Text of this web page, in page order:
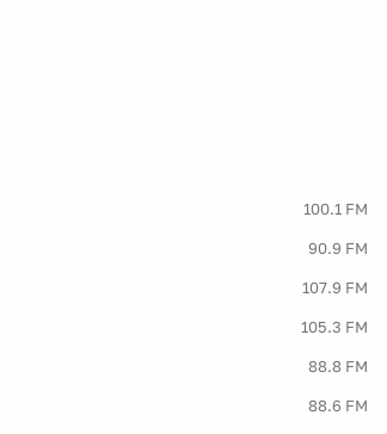
100.1 FM
90.9 FM
107.9 FM
105.3 FM
88.8 FM
88.6 FM